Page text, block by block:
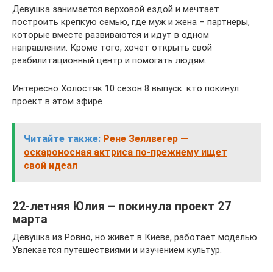
Девушка занимается верховой ездой и мечтает
построить крепкую семью, где муж и жена – партнеры,
которые вместе развиваются и идут в одном
направлении. Кроме того, хочет открыть свой
реабилитационный центр и помогать людям.
Интересно Холостяк 10 сезон 8 выпуск: кто покинул
проект в этом эфире
Читайте также: Рене Зеллвегер —
оскароносная актриса по-прежнему ищет
свой идеал
22-летняя Юлия – покинула проект 27
марта
Девушка из Ровно, но живет в Киеве, работает моделью.
Увлекается путешествиями и изучением культур.